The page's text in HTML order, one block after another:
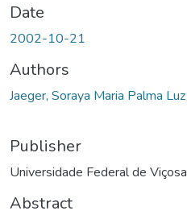
Date
2002-10-21
Authors
Jaeger, Soraya Maria Palma Luz
Publisher
Universidade Federal de Viçosa
Abstract